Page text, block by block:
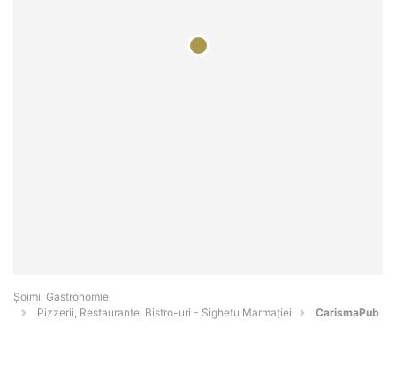
Șoimii Gastronomiei
Pizzerii, Restaurante, Bistro-uri - Sighetu Marmaţiei
CarismaPub